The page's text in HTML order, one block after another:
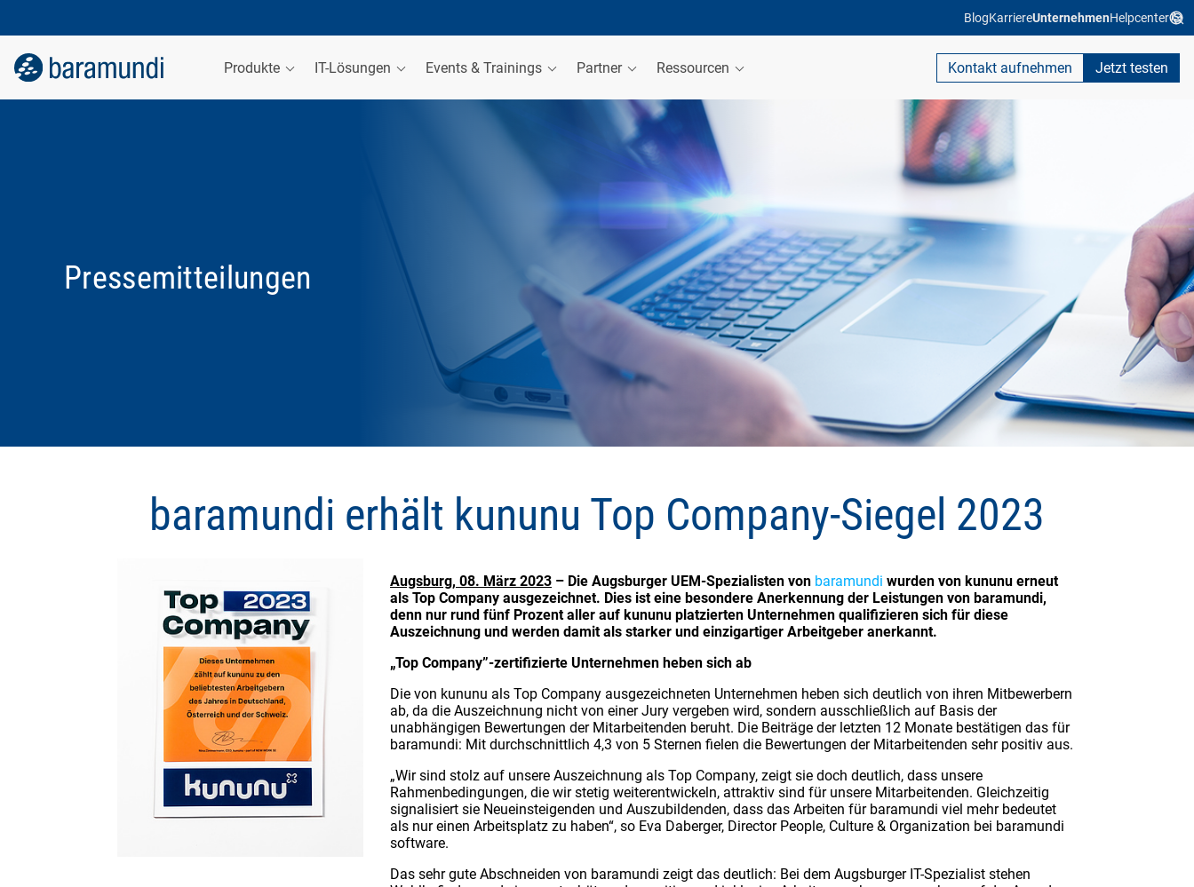
BlogKarriereUnternehmenHelpcenter
Produkte IT-Lösungen Events & Trainings Partner Ressourcen Kontakt aufnehmen Jetzt testen
Pressemitteilungen
baramundi erhält kununu Top Company-Siegel 2023
Augsburg, 08. März 2023 – Die Augsburger UEM-Spezialisten von baramundi wurden von kununu erneut
als Top Company ausgezeichnet. Dies ist eine besondere Anerkennung der Leistungen von baramundi,
denn nur rund fünf Prozent aller auf kununu platzierten Unternehmen qualifizieren sich für diese
Auszeichnung und werden damit als starker und einzigartiger Arbeitgeber anerkannt.
„Top Company”-zertifizierte Unternehmen heben sich ab
Die von kununu als Top Company ausgezeichneten Unternehmen heben sich deutlich von ihren Mitbewerbern
ab, da die Auszeichnung nicht von einer Jury vergeben wird, sondern ausschließlich auf Basis der
unabhängigen Bewertungen der Mitarbeitenden beruht. Die Beiträge der letzten 12 Monate bestätigen das für
baramundi: Mit durchschnittlich 4,3 von 5 Sternen fielen die Bewertungen der Mitarbeitenden sehr positiv aus.
„Wir sind stolz auf unsere Auszeichnung als Top Company, zeigt sie doch deutlich, dass unsere
Rahmenbedingungen, die wir stetig weiterentwickeln, attraktiv sind für unsere Mitarbeitenden. Gleichzeitig
signalisiert sie Neueinsteigenden und Auszubildenden, dass das Arbeiten für baramundi viel mehr bedeutet
als nur einen Arbeitsplatz zu haben“, so Eva Daberger, Director People, Culture & Organization bei baramundi
software.
Das sehr gute Abschneiden von baramundi zeigt das deutlich: Bei dem Augsburger IT-Spezialist stehen